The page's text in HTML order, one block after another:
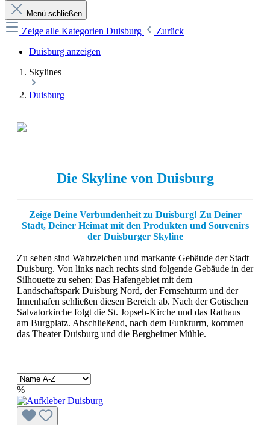
Menü schließen
Zeige alle Kategorien Duisburg
Zurück
Duisburg anzeigen
Skylines
Duisburg
Die Skyline von Duisburg
Zeige Deine Verbundenheit zu Duisburg! Zu Deiner
Stadt, Deiner Heimat mit den Produkten und Souvenirs
der Duisburger Skyline
Zu sehen sind Wahrzeichen und markante Gebäude der Stadt
Duisburg. Von links nach rechts sind folgende Gebäude in der
Silhouette zu sehen: Das Hafengebiet mit dem
Landschaftspark Duisburg Nord, der Fernsehturm und der
Innenhafen schließen diesen Bereich ab. Nach der Gotischen
Salvatorkirche folgt die St. Jopseh-Kirche und das Rathaus
am Burgplatz. Abschließend, nach dem Funkturm, kommen
das Theater Duisburg und die Bergheimer Mühle.
%